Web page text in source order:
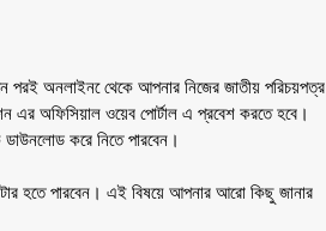
পরই অনলাইন েথেকে আপনার নিজের জাতীয় পরিচয়পত্র
এর অফিসিয়াল ওয়েব পোর্টাল এ প্রবেশ করতে হবে।
করে নিতে পারবেন।
হতে পারবেন। এই বিষয়ে আপনার আরো কিছু জানার